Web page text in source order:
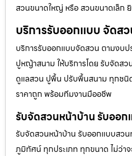
สวนขนาดใหญ่ หรือ สวนขนาดเล็ก
บริการรับออกแบบ จัดส
บริการรับออกแบบจัดสวน ตามงบ
ปูหญ้าสนาม ให้บริการโดย รับจัดส
ดูแลสวน ปูพื้น ปรับพื้นสนาม ทุกชนิ
ราคาถูก พร้อมทีมงานมืออชีพ
รับจัดสวนหน้าบ้าน รับออก
รับจัดสวนหน้าบ้าน รับออกแบบสวน
ภูมิทัศน์ ทุกประเภท ทุกขนาด ไม่ว่า